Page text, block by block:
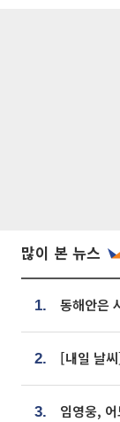
많이 본 뉴스
1.
2.
3.